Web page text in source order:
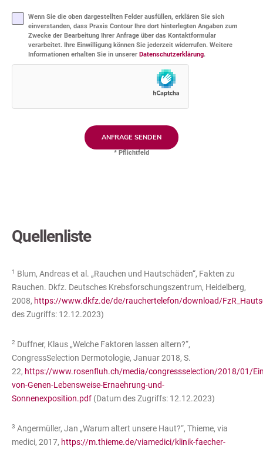
leer.
Wenn Sie die oben dargestellten Felder ausfüllen, erklären Sie sich
einverstanden, dass Praxis Contour Ihre dort hinterlegten Angaben zum
Zwecke der Bearbeitung Ihrer Anfrage über das Kontaktformular
verarbeitet. Ihre Einwilligung können Sie jederzeit widerrufen. Weitere
Informationen erhalten Sie in unserer Datenschutzerklärung.
* Pflichtfeld
Quellenliste
1 Blum, Andreas et al. „Rauchen und Hautschäden“, Fakten zu
Rauchen. Dkfz. Deutsches Krebsforschungszentrum, Heidelberg,
2008, https://www.dkfz.de/de/rauchertelefon/download/
des Zugriffs: 12.12.2023)
2 Duffner, Klaus „Welche Faktoren lassen altern?“,
CongressSelection Dermotologie, Januar 2018, S.
22, https://www.rosenfluh.ch/media/congressselection/2018/01/
von-Genen-Lebensweise-Ernaehrung-und-
Sonnenexposition.pdf (Datum des Zugriffs: 12.12.2023)
3 Angermüller, Jan „Warum altert unsere Haut?“, Thieme, via
medici, 2017, https://m.thieme.de/viamedici/klinik-faecher-